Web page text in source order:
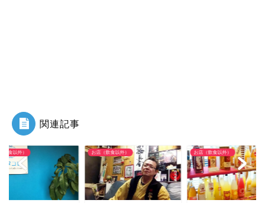
関連記事
飲食以外） お店（飲食以外） お店（飲食以外）